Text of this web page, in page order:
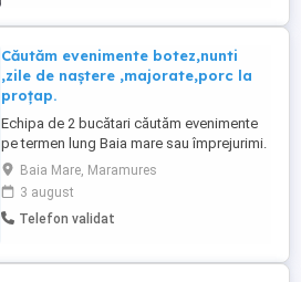
Căutăm evenimente botez,nunti
,zile de naștere ,majorate,porc la
proțap.
Echipa de 2 bucătari căutăm evenimente
pe termen lung Baia mare sau împrejurimi.
Baia Mare, Maramures
3 august
Telefon validat